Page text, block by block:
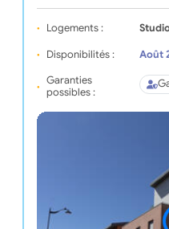
Logements :
Disponibilités : Août
Garanties
possibles :